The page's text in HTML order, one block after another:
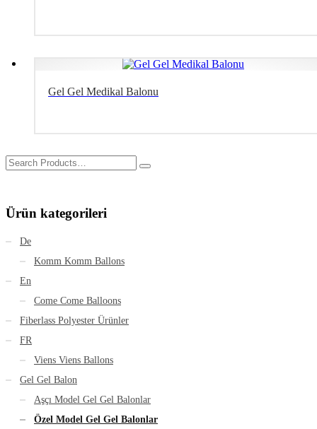
Gel Gel Medikal Balonu
Ürün kategorileri
De
Komm Komm Ballons
En
Come Come Balloons
Fiberlass Polyester Ürünler
FR
Viens Viens Ballons
Gel Gel Balon
Aşçı Model Gel Gel Balonlar
Özel Model Gel Gel Balonlar